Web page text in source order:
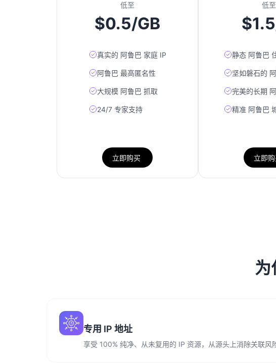
低至
$0.5/GB
真实的 阿鲁巴 家庭 IP
阿鲁巴 最高匿名性
大规模 阿鲁巴 抓取
24/7 专家支持
立即购买
低至
静态 阿鲁巴
坚如磐石的
完美的长期
精准 阿鲁巴
立即
为
专用 IP 地址
享受 100% 纯净、从未复用的 IP 资源，从源头上消除关联风